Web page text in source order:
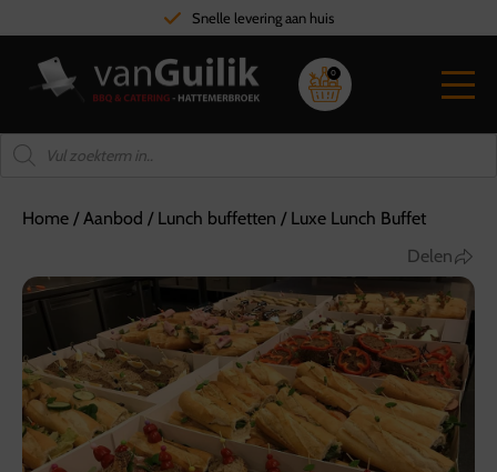
Snelle levering aan huis
0
Home /Aanbod / Lunch buffetten / Luxe Lunch Buffet
Delen